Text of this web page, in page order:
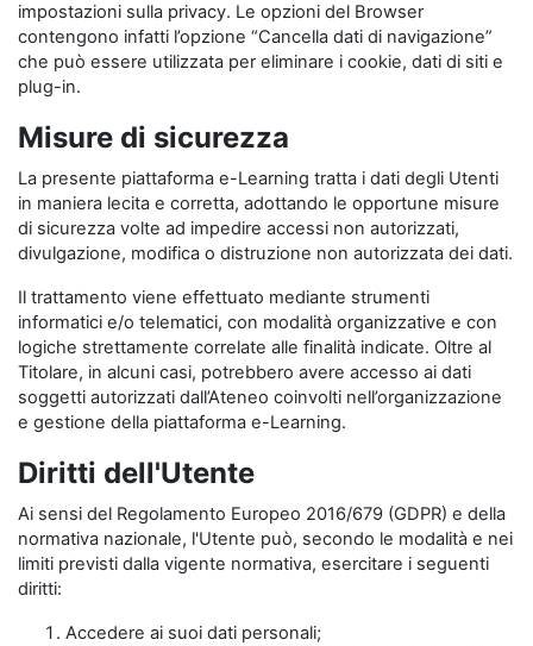
impostazioni sulla privacy. Le opzioni del Browser
contengono infatti l’opzione “Cancella dati di navigazione”
che può essere utilizzata per eliminare i cookie, dati di siti e
plug-in.
Misure di sicurezza
La presente piattaforma e-Learning tratta i dati degli Utenti
in maniera lecita e corretta, adottando le opportune misure
di sicurezza volte ad impedire accessi non autorizzati,
divulgazione, modifica o distruzione non autorizzata dei dati.
Il trattamento viene effettuato mediante strumenti
informatici e/o telematici, con modalità organizzative e con
logiche strettamente correlate alle finalità indicate. Oltre al
Titolare, in alcuni casi, potrebbero avere accesso ai dati
soggetti autorizzati dall’Ateneo coinvolti nell’organizzazione
e gestione della piattaforma e-Learning.
Diritti dell'Utente
Ai sensi del Regolamento Europeo 2016/679 (GDPR) e della
normativa nazionale, l'Utente può, secondo le modalità e nei
limiti previsti dalla vigente normativa, esercitare i seguenti
diritti:
Accedere ai suoi dati personali;